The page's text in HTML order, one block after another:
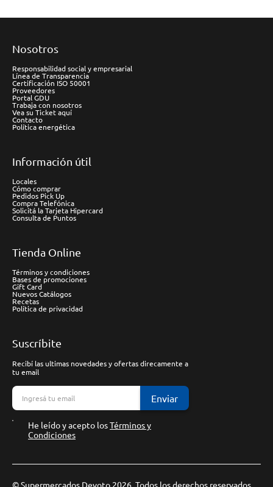
Nosotros
Responsabilidad social y empresarial
Línea de Transparencia
Certificación ISO 50001
Proveedores
Portal GDU
Trabaja con nosotros
Vea su Ticket aquí
Contacto
Política energética
Información útil
Locales
Cómo comprar
Pedidos Pick Up
Compra Telefónica
Solicitá la Tarjeta Hipercard
Consulta de Puntos
Tienda Online
Términos y condiciones
Bases de promociones
Gift Card
Nuevos Catálogos
Recetas
Política de privacidad
Suscríbite
Recibí las ultimas novedades y ofertas direcamente a
tu email
Enviar
He leído y acepto losTérminos y
Condiciones
© Supermercados Devoto 2026. Todos los derechos reservados